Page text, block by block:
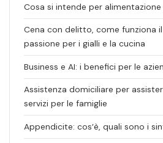
Cosa si intende per
Cena con delitto, come funziona
passione per i gialli e la cucina
Business e AI: i benefici per le
Assistenza domiciliare per
servizi per le famiglie
Appendicite: cos’è, quali sono i